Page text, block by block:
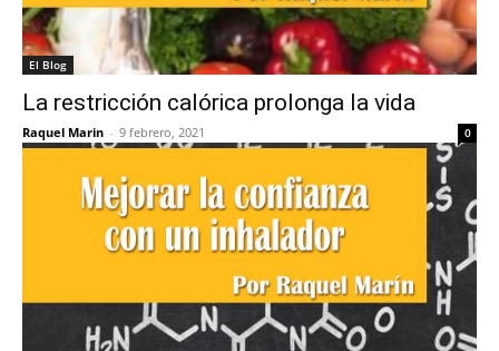
El Blog
La restricción calórica prolonga la vida
Raquel Marin - 9 febrero, 2021 0